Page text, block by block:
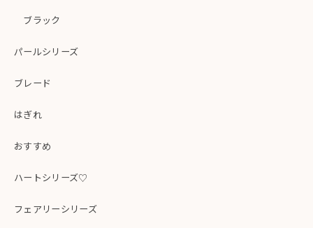
ブラック
パールシリーズ
ブレード
はぎれ
おすすめ
ハートシリーズ♡
フェアリーシリーズ